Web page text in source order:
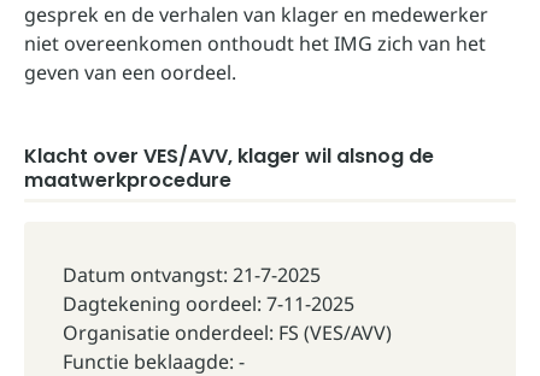
gesprek en de verhalen van klager en medewerker
niet overeenkomen onthoudt het IMG zich van het
geven van een oordeel.
Klacht over VES/AVV, klager wil alsnog de
maatwerkprocedure
Datum ontvangst: 21-7-2025
Dagtekening oordeel: 7-11-2025
Organisatie onderdeel: FS (VES/AVV)
Functie beklaagde: -